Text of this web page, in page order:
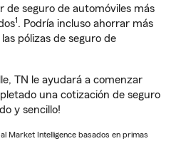
de seguro de automóviles más
1. Podría incluso ahorrar más
pólizas de seguro de
TN le ayudará a comenzar
una cotización de seguro
y sencillo!
Market Intelligence basados en primas